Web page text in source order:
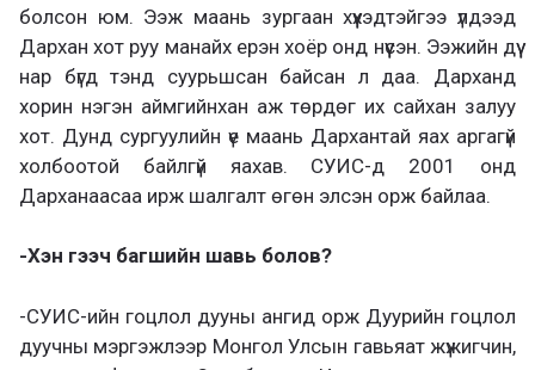
болсон юм. Ээж маань зургаан хүүхэдтэйгээ үлдээд
Дархан хот руу манайх ерэн хоёр онд нүүсэн. Ээжийн дүү
нар бүгд тэнд суурьшсан байсан л даа. Дарханд
хорин нэгэн аймгийнхан аж төрдөг их сайхан залуу
хот. Дунд сургуулийн үе маань Дархантай яах аргагүй
холбоотой байлгүй яахав. СУИС-д 2001 онд
Дарханаасаа ирж шалгалт өгөн элсэн орж байлаа.
-Хэн гээч багшийн шавь болов?
-СУИС-ийн гоцлол дууны ангид орж Дуурийн гоцлол
дуучны мэргэжлээр Монгол Улсын гавьяат жүжигчин,